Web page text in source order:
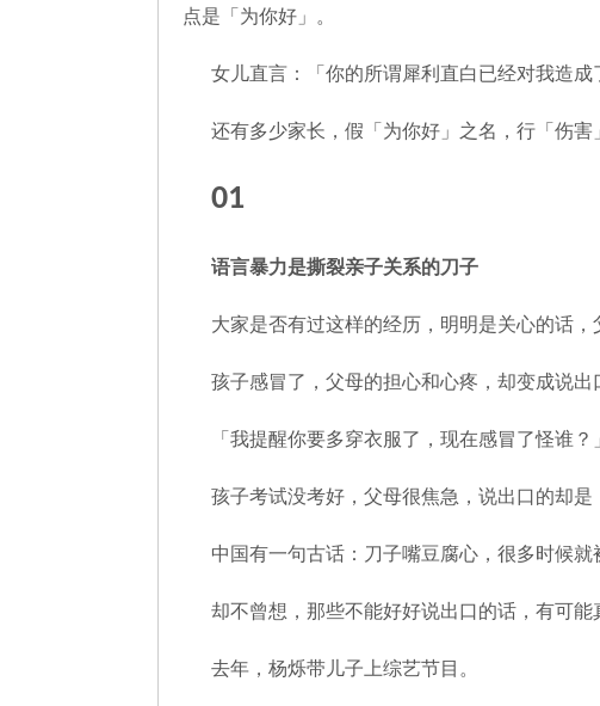
点是「为你好」。
女儿直言：「你的所谓犀利直白已经对我造成
还有多少家长，假「为你好」之名，行「伤害
01
语言暴力是撕裂亲子关系的刀子
大家是否有过这样的经历，明明是关心的话
孩子感冒了，父母的担心和心疼，却变成说出
「我提醒你要多穿衣服了，现在感冒了怪谁？
孩子考试没考好，父母很焦急，说出口的却是
中国有一句古话：刀子嘴豆腐心，很多时候就
却不曾想，那些不能好好说出口的话，有可能
去年，杨烁带儿子上综艺节目。